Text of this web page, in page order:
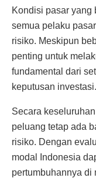
Kondisi pasar yang
semua pelaku
risiko. Meskipun
penting untuk
fundamental dari
keputusan investasi.
Secara
peluang tetap ada
risiko. Dengan
modal Indonesia
pertumbuhannya di